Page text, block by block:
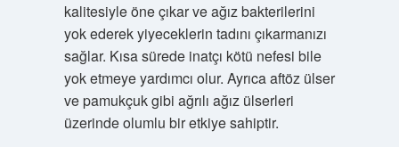
kalitesiyle öne çıkar ve ağız bakterilerini
yok ederek yiyeceklerin tadını çıkarmanızı
sağlar. Kısa sürede inatçı kötü nefesi bile
yok etmeye yardımcı olur. Ayrıca aftöz ülser
ve pamukçuk gibi ağrılı ağız ülserleri
üzerinde olumlu bir etkiye sahiptir.